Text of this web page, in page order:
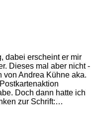
dabei erscheint er mir
Dieses mal aber nicht -
von Andrea Kühne aka.
Doch dann hatte ich
zur Schrift:…